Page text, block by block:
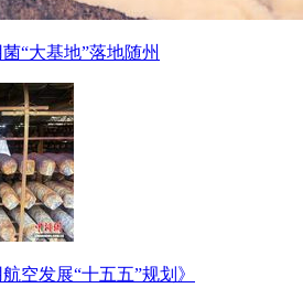
“大基地”落地随州
空发展“十五五”规划》